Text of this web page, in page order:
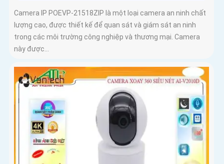
Camera IP POEVP-21518ZIP là một loại camera an ninh chất
lượng cao, được thiết kế để quan sát và giám sát an ninh
trong các môi trường công nghiệp và thương mại. Camera
này được...